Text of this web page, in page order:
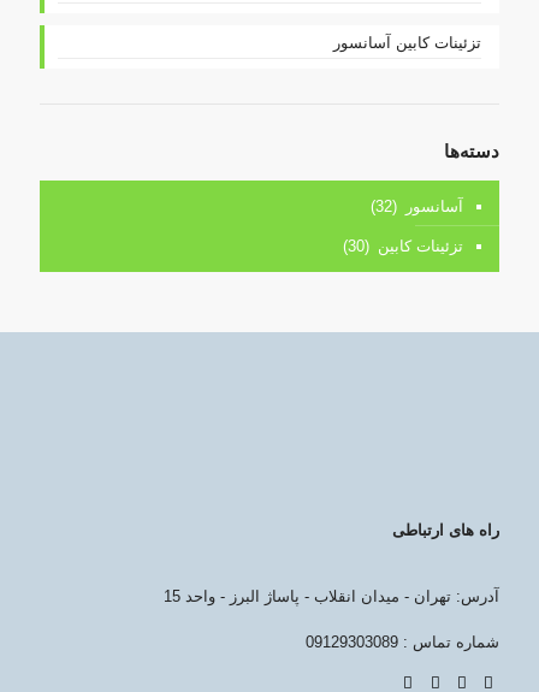
تزئینات کابین آسانسور
دسته‌ها
آسانسور (32)
تزئینات کابین (30)
راه های ارتباطی
آدرس: تهران - میدان انقلاب - پاساژ البرز - واحد 15
شماره تماس : 09129303089